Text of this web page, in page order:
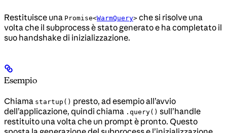
Restituisce una Promise<WarmQuery> che si risolve una
volta che il subprocess è stato generato e ha completato il
suo handshake di inizializzazione.
Esempio
Chiama startup() presto, ad esempio all’avvio
dell’applicazione, quindi chiama .query() sull’handle
restituito una volta che un prompt è pronto. Questo